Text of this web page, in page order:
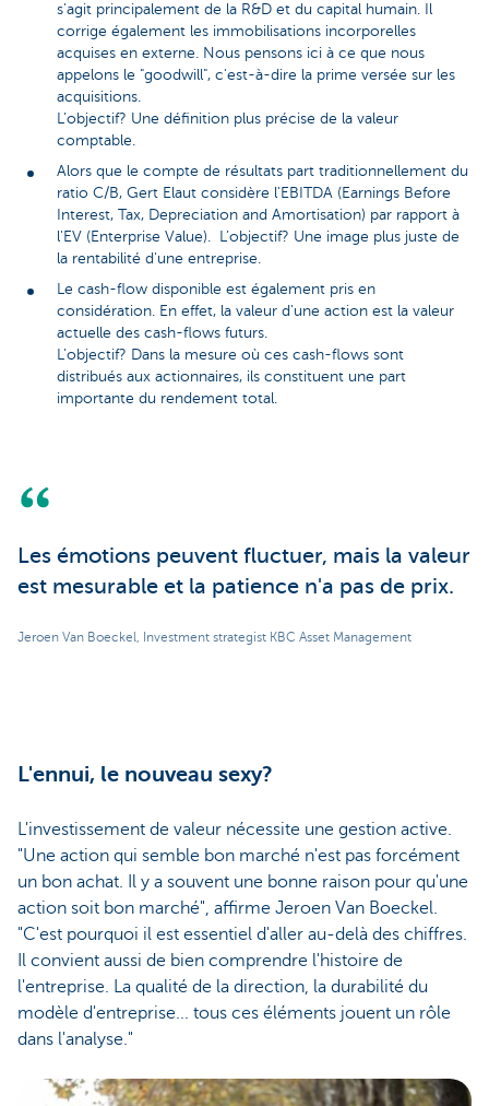
s'agit principalement de la R&D et du capital humain. Il
corrige également les immobilisations incorporelles
acquises en externe. Nous pensons ici à ce que nous
appelons le "goodwill", c'est-à-dire la prime versée sur les
acquisitions.
L’objectif? Une définition plus précise de la valeur
comptable.
Alors que le compte de résultats part traditionnellement du
ratio C/B, Gert Elaut considère l'EBITDA (Earnings Before
Interest, Tax, Depreciation and Amortisation) par rapport à
l'EV (Enterprise Value). L’objectif? Une image plus juste de
la rentabilité d'une entreprise.
Le cash-flow disponible est également pris en
considération. En effet, la valeur d'une action est la valeur
actuelle des cash-flows futurs.
L’objectif? Dans la mesure où ces cash-flows sont
distribués aux actionnaires, ils constituent une part
importante du rendement total.
Les émotions peuvent fluctuer, mais la valeur
est mesurable et la patience n'a pas de prix.
Jeroen Van Boeckel, Investment strategist KBC Asset Management
L'ennui, le nouveau sexy?
L'investissement de valeur nécessite une gestion active.
"Une action qui semble bon marché n'est pas forcément
un bon achat. Il y a souvent une bonne raison pour qu'une
action soit bon marché", affirme Jeroen Van Boeckel.
"C'est pourquoi il est essentiel d'aller au-delà des chiffres.
Il convient aussi de bien comprendre l'histoire de
l'entreprise. La qualité de la direction, la durabilité du
modèle d'entreprise... tous ces éléments jouent un rôle
dans l'analyse."